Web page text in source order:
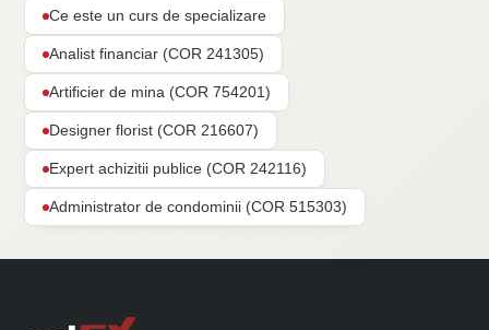
Ce este un curs de specializare
Analist financiar (COR 241305)
Artificier de mina (COR 754201)
Designer florist (COR 216607)
Expert achizitii publice (COR 242116)
Administrator de condominii (COR 515303)